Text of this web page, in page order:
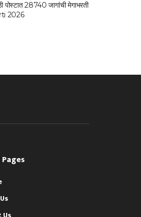
पोस्टात 28740 जागांची मेगाभरती
2026